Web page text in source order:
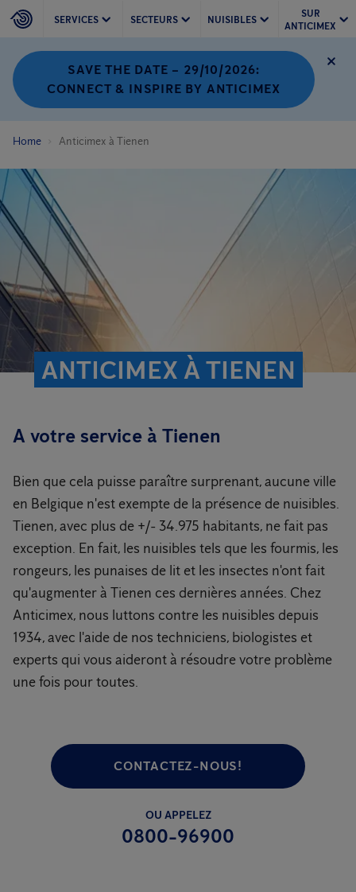
SERVICES SECTEURS NUISIBLES
SUR
ANTICIMEX
SAVE THE DATE – 29/10/2026:
CONNECT & INSPIRE BY ANTICIMEX
Home Anticimex à Tienen
ANTICIMEX À TIENEN
A votre service à Tienen
Bien que cela puisse paraître surprenant, aucune ville
en Belgique n'est exempte de la présence de nuisibles.
Tienen, avec plus de +/- 34.975 habitants, ne fait pas
exception. En fait, les nuisibles tels que les fourmis, les
rongeurs, les punaises de lit et les insectes n'ont fait
qu'augmenter à Tienen ces dernières années. Chez
Anticimex, nous luttons contre les nuisibles depuis
1934, avec l'aide de nos techniciens, biologistes et
experts qui vous aideront à résoudre votre problème
une fois pour toutes.
CONTACTEZ-NOUS!
OU APPELEZ
0800-96900